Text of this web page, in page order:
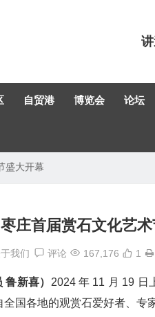
自贸港 博览会 论坛
盛大开幕
庄首届赏石文化艺
我们 评论 167,176 1
新喜） 2024 年 11 月 19 日
国各地的观赏石爱好者、专